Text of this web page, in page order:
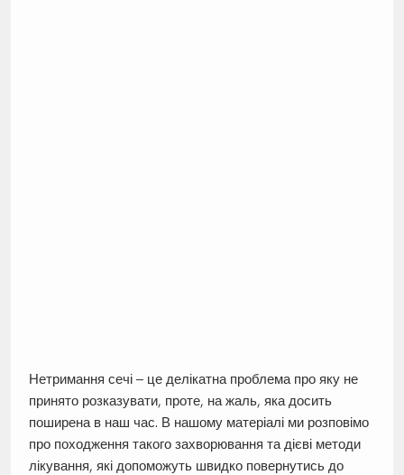
Нетримання сечі – це делікатна проблема про яку не
принято розказувати, проте, на жаль, яка досить
поширена в наш час. В нашому матеріалі ми розповімо
про походження такого захворювання та дієві методи
лікування, які допоможуть швидко повернутись до